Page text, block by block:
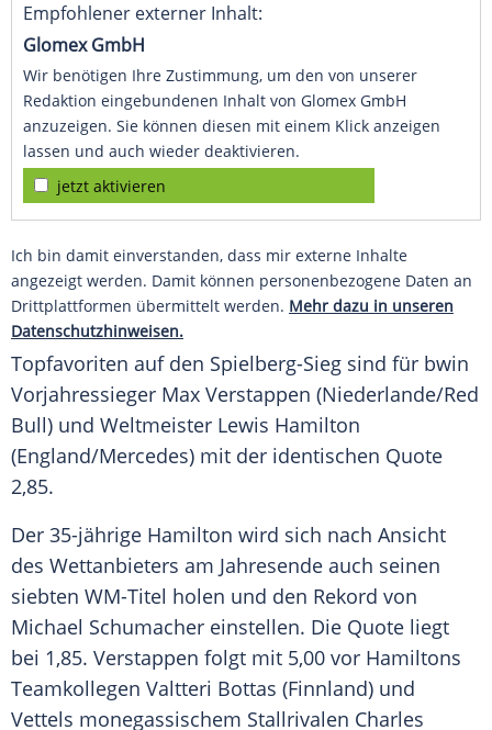
Empfohlener externer Inhalt:
Glomex GmbH
Wir benötigen Ihre Zustimmung, um den von unserer
Redaktion eingebundenen Inhalt von Glomex GmbH
anzuzeigen. Sie können diesen mit einem Klick anzeigen
lassen und auch wieder deaktivieren.
jetzt aktivieren
Ich bin damit einverstanden, dass mir externe Inhalte
angezeigt werden. Damit können personenbezogene Daten an
Drittplattformen übermittelt werden. Mehr dazu in unseren
Datenschutzhinweisen.
Topfavoriten auf den Spielberg-Sieg sind für bwin
Vorjahressieger Max Verstappen (Niederlande/Red
Bull) und Weltmeister Lewis Hamilton
(England/Mercedes) mit der identischen Quote
2,85.
Der 35-jährige Hamilton wird sich nach Ansicht
des Wettanbieters am Jahresende auch seinen
siebten WM-Titel holen und den Rekord von
Michael Schumacher einstellen. Die Quote liegt
bei 1,85. Verstappen folgt mit 5,00 vor Hamiltons
Teamkollegen Valtteri Bottas (Finnland) und
Vettels monegassischem Stallrivalen Charles